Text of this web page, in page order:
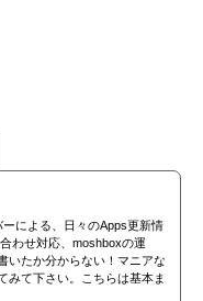
による、日々のApps更新情
わせ対応、moshboxの運
いたか分からない！マニアな
みて下さい。こちらは基本ま